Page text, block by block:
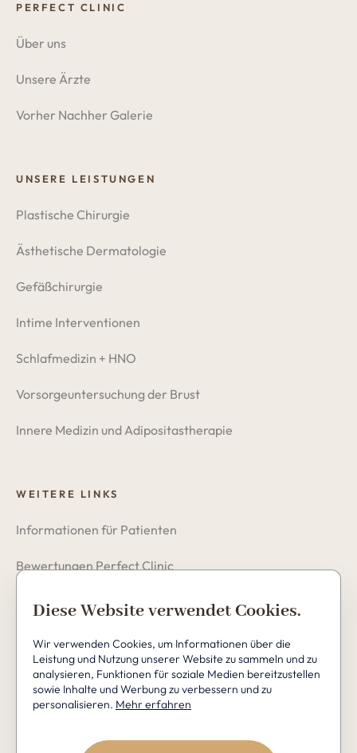
PERFECT CLINIC
Über uns
Unsere Ärzte
Vorher Nachher Galerie
UNSERE LEISTUNGEN
Plastische Chirurgie
Ästhetische Dermatologie
Gefäßchirurgie
Intime Interventionen
Schlafmedizin + HNO
Vorsorgeuntersuchung der Brust
Innere Medizin und Adipositastherapie
WEITERE LINKS
Informationen für Patienten
Bewertungen Perfect Clinic
Datenschutzerklärung
Cookies
Diese Website verwendet Cookies.
Wir verwenden Cookies, um Informationen über die
Leistung und Nutzung unserer Website zu sammeln und zu
analysieren, Funktionen für soziale Medien bereitzustellen
sowie Inhalte und Werbung zu verbessern und zu
personalisieren. Mehr erfahren